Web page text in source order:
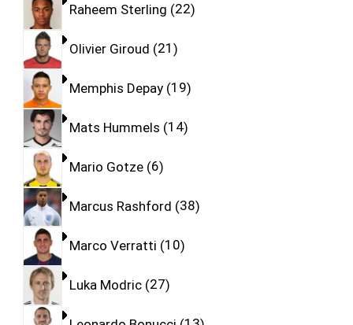
Raheem Sterling 22
Olivier Giroud 21
Memphis Depay 19
Mats Hummels 14
Mario Gotze 6
Marcus Rashford 38
Marco Verratti 10
Luka Modric 27